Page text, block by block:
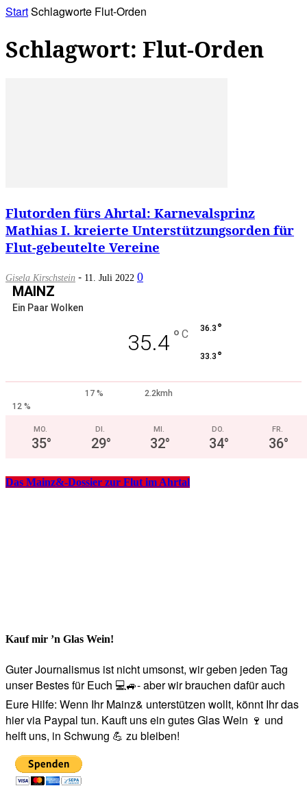
StartSchlagworte Flut-Orden
Schlagwort: Flut-Orden
Flutorden fürs Ahrtal: Karnevalsprinz
Mathias I. kreierte Unterstützungsorden für
Flut-gebeutelte Vereine
Gisela Kirschstein - 11. Juli 2022 0
MAINZ
Ein Paar Wolken
35.4 ° C 36.3 °
33.3 °
17 %
2.2kmh
12 %
MO.
35°
DI.
29°
MI.
32°
DO.
34°
FR.
36°
Das Mainz&-Dossier zur Flut im Ahrtal
Kauf mir ’n Glas Wein!
Guter Journalismus ist nicht umsonst, wir geben jeden Tag
unser Bestes für Euch 💻🚙- aber wir brauchen dafür auch
Eure Hilfe: Wenn Ihr Mainz& unterstützen wollt, könnt Ihr das
hier via Paypal tun. Kauft uns ein gutes Glas Wein 🍷 und
helft uns, in Schwung 💪 zu bleiben!